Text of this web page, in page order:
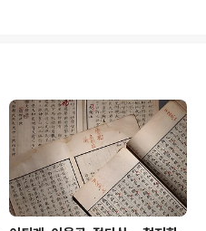
데, 바로 진학
되어 있다.
화가인 川端
이 세웠다
교로서는 유명